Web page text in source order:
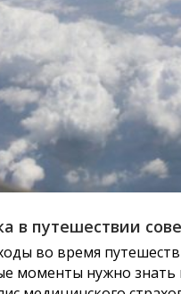
в путешествии
во время
моменты нужно знать